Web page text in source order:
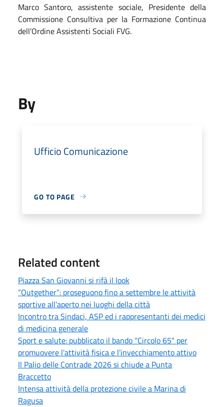
Marco Santoro, assistente sociale, Presidente della
Commissione Consultiva per la Formazione Continua
dell’Ordine Assistenti Sociali FVG.
By
Ufficio Comunicazione
GO TO PAGE
Related content
Piazza San Giovanni si rifà il look
“Outgether”: proseguono fino a settembre le attività
sportive all'aperto nei luoghi della città
Incontro tra Sindaci, ASP ed i rappresentanti dei medici
di medicina generale
Sport e salute: pubblicato il bando "Circolo 65" per
promuovere l'attività fisica e l'invecchiamento attivo
Il Palio delle Contrade 2026 si chiude a Punta
Braccetto
Intensa attività della protezione civile a Marina di
Ragusa